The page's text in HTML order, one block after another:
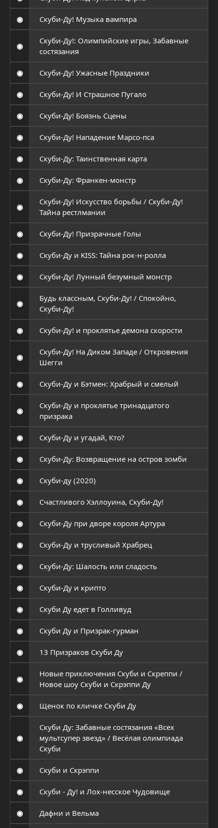
◉ Скуби-Ду! Музыка вампира
◉
Скуби-Ду!: Олимпийские игры, Забавные
состязания
◉ Скуби-Ду! Ужасные Праздники
◉ Скуби-Ду! И Страшное Пугало
◉ Скуби-Ду! Боязнь Сцены
◉ Скуби-Ду! Нападение Марсо-пса
◉ Скуби-Ду: Таинственная карта
◉ Скуби-Ду: Франкен-монстр
◉
Скуби-Ду! Искусство борьбы / Скуби-Ду!
Тайна рестлмании
◉ Скуби-Ду! Призрачные Голы
◉ Скуби-Ду и KISS: Тайна рок-н-ролла
◉ Скуби-Ду! Лунный безумный монстр
◉
Будь классным, Скуби-Ду! / Спокойно,
Скуби-Ду!
◉ Скуби-Ду! и проклятье демона скорости
◉
Скуби-Ду! На Диком Западе / Откровения
Шегги
◉ Скуби-Ду и Бэтмен: Храбрый и смелый
◉
Скуби-Ду и проклятье тринадцатого
призрака
◉ Скуби-Ду и угадай, Кто?
◉ Скуби-Ду: Возвращение на остров зомби
◉ Скуби-ду (2020)
◉ Счастливого Хэллоуина, Скуби-Ду!
◉ Скуби-Ду при дворе короля Артура
◉ Скуби-Ду и трусливый Храбрец
◉ Скуби-Ду: Шалость или сладость
◉ Скуби-Ду и крипто
◉ Скуби Ду едет в Голливуд
◉ Скуби Ду и Призрак-гурман
◉ 13 Призраков Скуби Ду
◉
Новые приключения Скуби и Скреппи /
Новое шоу Скуби и Скрэппи Ду
◉ Щенок по кличке Скуби Ду
◉
Скуби Ду: Забавные состязания «Всех
мультсупер звезд» / Весёлая олимпиада
Скуби
◉ Скуби и Скрэппи
◉ Скуби - Ду! и Лох-несское Чудовище
◉ Дафни и Вельма